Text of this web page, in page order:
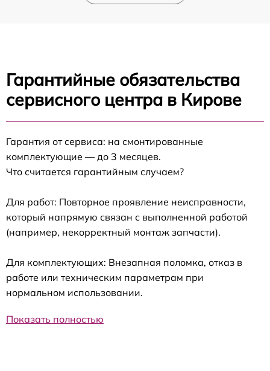
Гарантийные обязательства
сервисного центра в Кирове
Гарантия от сервиса: на смонтированные
комплектующие — до 3 месяцев.
Что считается гарантийным случаем?
Для работ: Повторное проявление неисправности,
который напрямую связан с выполненной работой
(например, некорректный монтаж запчасти).
Для комплектующих: Внезапная поломка, отказ в
работе или техническим параметрам при
нормальном использовании.
Показать полностью